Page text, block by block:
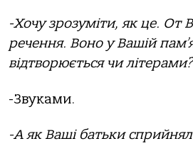
-Хочу зрозуміти, як це. От
речення. Воно у Вашій пам’
відтворюється чи літерами?
-Звуками.
-А як Ваші батьки